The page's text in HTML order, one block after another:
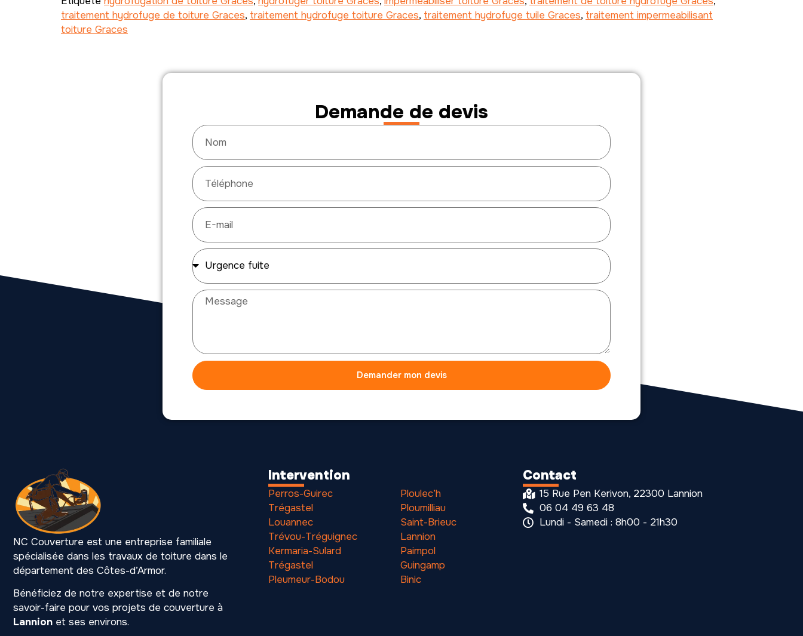
traitement hydrofuge de toiture Graces, traitement hydrofuge toiture Graces, traitement hydrofuge tuile Graces, traitement impermeabilisant
toiture Graces
Demande de devis
Demander mon devis
NC Couverture est une entreprise familiale
spécialisée dans les travaux de toiture dans le
département des Côtes-d’Armor.
Bénéficiez de notre expertise et de notre
savoir-faire pour vos projets de couverture à
Lannion et ses environs.
Intervention
Perros-Guirec
Trégastel
Louannec
Trévou-Tréguignec
Kermaria-Sulard
Trégastel
Pleumeur-Bodou
Ploulec’h
Ploumilliau
Saint-Brieuc
Lannion
Paimpol
Guingamp
Binic
Contact
15 Rue Pen Kerivon, 22300 Lannion
06 04 49 63 48
Lundi - Samedi : 8h00 - 21h30